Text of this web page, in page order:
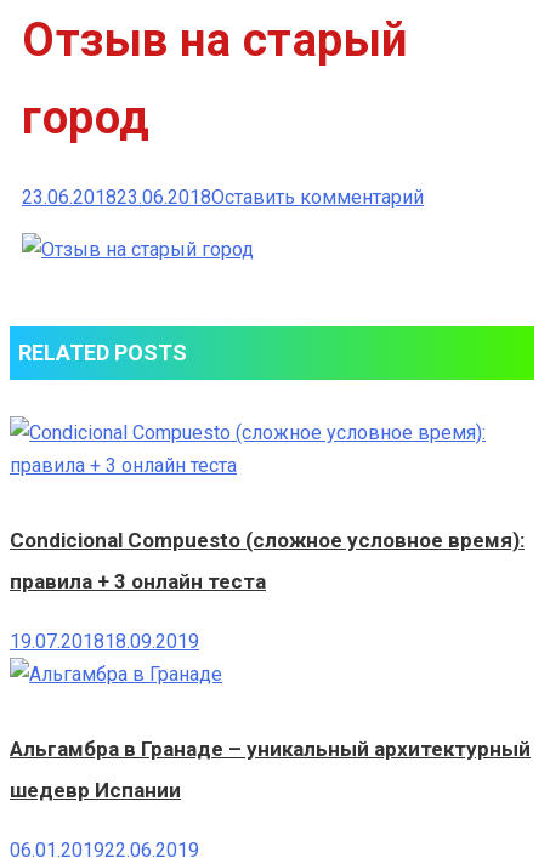
Отзыв на старый
город
23.06.201823.06.2018Оставить комментарийк
город
RELATED POSTS
Condicional Compuesto (сложное условное время):
правила + 3 онлайн теста
19.07.201818.09.2019
Альгамбра в Гранаде – уникальный архитектурный
шедевр Испании
06.01.201922.06.2019